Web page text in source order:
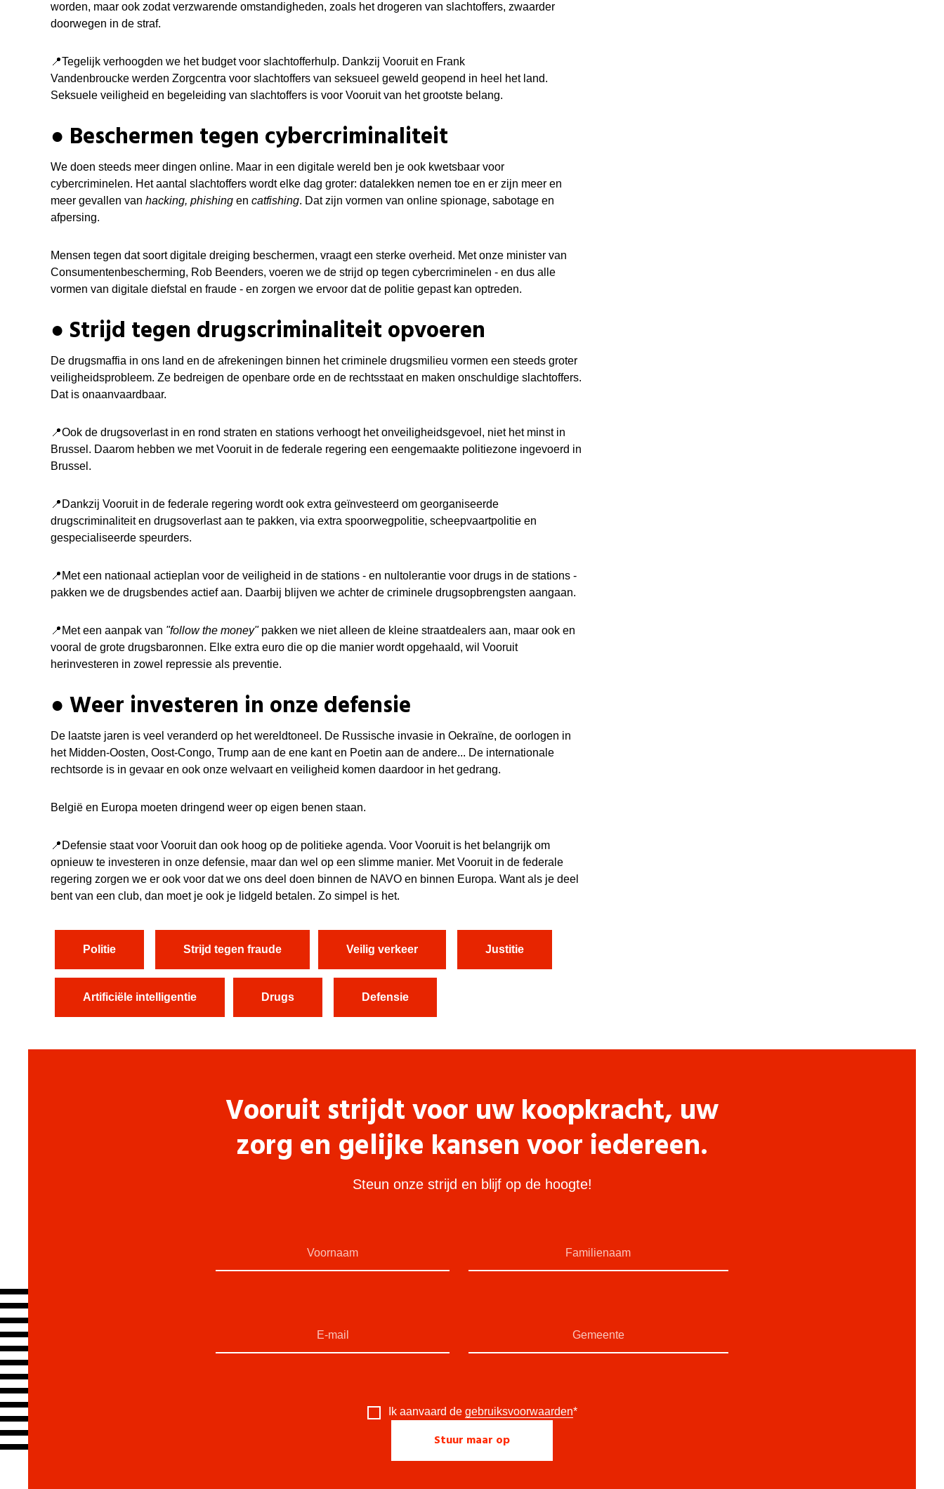
worden, maar ook zodat verzwarende omstandigheden, zoals het drogeren van slachtoffers, zwaarder
doorwegen in de straf.
📍Tegelijk verhoogden we het budget voor slachtofferhulp. Dankzij Vooruit en Frank
Vandenbroucke werden Zorgcentra voor slachtoffers van seksueel geweld geopend in heel het land.
Seksuele veiligheid en begeleiding van slachtoffers is voor Vooruit van het grootste belang.
● Beschermen tegen cybercriminaliteit
We doen steeds meer dingen online. Maar in een digitale wereld ben je ook kwetsbaar voor
cybercriminelen. Het aantal slachtoffers wordt elke dag groter: datalekken nemen toe en er zijn meer en
meer gevallen van hacking, phishing en catfishing. Dat zijn vormen van online spionage, sabotage en
afpersing.
Mensen tegen dat soort digitale dreiging beschermen, vraagt een sterke overheid. Met onze minister van
Consumentenbescherming, Rob Beenders, voeren we de strijd op tegen cybercriminelen - en dus alle
vormen van digitale diefstal en fraude - en zorgen we ervoor dat de politie gepast kan optreden.
● Strijd tegen drugscriminaliteit opvoeren
De drugsmaffia in ons land en de afrekeningen binnen het criminele drugsmilieu vormen een steeds groter
veiligheidsprobleem. Ze bedreigen de openbare orde en de rechtsstaat en maken onschuldige slachtoffers.
Dat is onaanvaardbaar.
📍Ook de drugsoverlast in en rond straten en stations verhoogt het onveiligheidsgevoel, niet het minst in
Brussel. Daarom hebben we met Vooruit in de federale regering een eengemaakte politiezone ingevoerd in
Brussel.
📍 Dankzij Vooruit in de federale regering wordt ook extra geïnvesteerd om georganiseerde
drugscriminaliteit en drugsoverlast aan te pakken, via extra spoorwegpolitie, scheepvaartpolitie en
gespecialiseerde speurders.
📍 Met een nationaal actieplan voor de veiligheid in de stations - en nultolerantie voor drugs in de stations -
pakken we de drugsbendes actief aan. Daarbij blijven we achter de criminele drugsopbrengsten aangaan.
📍 Met een aanpak van "follow the money"pakken we niet alleen de kleine straatdealers aan, maar ook en
vooral de grote drugsbaronnen. Elke extra euro die op die manier wordt opgehaald, wil Vooruit
herinvesteren in zowel repressie als preventie.
● Weer investeren in onze defensie
De laatste jaren is veel veranderd op het wereldtoneel. De Russische invasie in Oekraïne, de oorlogen in
het Midden-Oosten, Oost-Congo, Trump aan de ene kant en Poetin aan de andere... De internationale
rechtsorde is in gevaar en ook onze welvaart en veiligheid komen daardoor in het gedrang.
België en Europa moeten dringend weer op eigen benen staan.
📍Defensie staat voor Vooruit dan ook hoog op de politieke agenda. Voor Vooruit is het belangrijk om
opnieuw te investeren in onze defensie, maar dan wel op een slimme manier. Met Vooruit in de federale
regering zorgen we er ook voor dat we ons deel doen binnen de NAVO en binnen Europa. Want als je deel
bent van een club, dan moet je ook je lidgeld betalen. Zo simpel is het.
Politie Strijd tegen fraude Veilig verkeer Justitie
Artificiële intelligentie Drugs Defensie
Vooruit strijdt voor uw koopkracht, uw
zorg en gelijke kansen voor iedereen.
Steun onze strijd en blijf op de hoogte!
Ik aanvaard de gebruiksvoorwaarden*